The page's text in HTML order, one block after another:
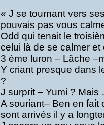
« J se tournant vers
pouvais pas vous
Odd qui tenait le
celui là de se calmer
3 ème luron – Lâche
Y criant presque dans
?
J surprit – Yumi ? Mais
A souriant– Ben en fait
sont arrivés il y a